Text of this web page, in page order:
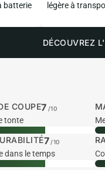
batterie
légère à
DÉCOUVREZ
COUPE7 /10
tonte
7 /10
dans le temps